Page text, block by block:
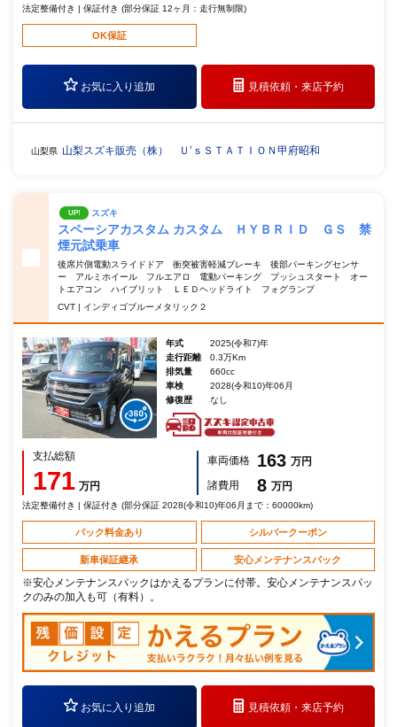
法定整備付き | 保証付き (部分保証 12ヶ月：走行無制限)
OK保証
お気に入り追加 見積依頼・来店予約
山梨県 山梨スズキ販売（株） Ｕ’ｓＳＴＡＴＩＯＮ甲府昭和
UP! スズキ
スペーシアカスタム カスタム ＨＹＢＲＩＤ ＧＳ 禁
煙元試乗車
後席片側電動スライドドア 衝突被害軽減ブレーキ 後部パーキングセンサ
ー アルミホイール フルエアロ 電動パーキング プッシュスタート オー
トエアコン ハイブリット ＬＥＤヘッドライト フォグランプ
CVT | インディゴブルーメタリック２
年式
2025(令和7)年
走行距離
0.3万Km
排気量
660cc
車検
2028(令和10)年06月
修復歴
なし
支払総額
171 万円
車両価格 163 万円
諸費用
8 万円
法定整備付き | 保証付き (部分保証 2028(令和10)年06月まで：60000km)
パック料金あり シルバークーポン
新車保証継承 安心メンテナンスパック
※安心メンテナンスパックはかえるプランに付帯。安心メンテナンスパッ
クのみの加入も可（有料）。
お気に入り追加 見積依頼・来店予約